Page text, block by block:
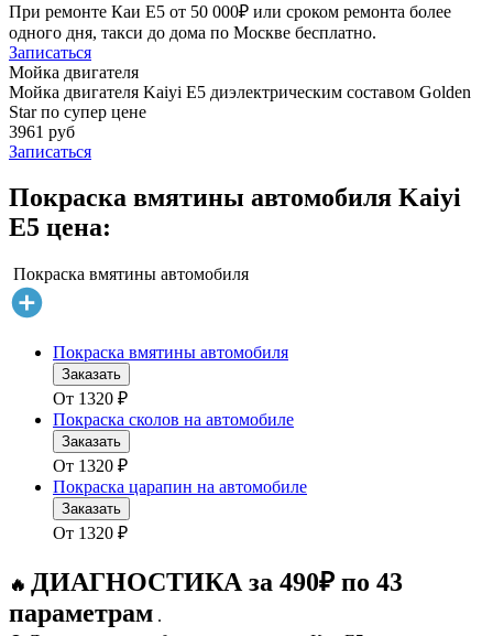
При ремонте Каи Е5 от 50 000₽ или сроком ремонта более
одного дня, такси до дома по Москве бесплатно.
Записаться
Мойка двигателя
Мойка двигателя Kaiyi E5 диэлектрическим составом Golden
Star по супер цене
3961 руб
Записаться
Покраска вмятины автомобиля Kaiyi
E5 цена:
Покраска вмятины автомобиля
Покраска вмятины автомобиля
Заказать
От 1320 ₽
Покраска сколов на автомобиле
Заказать
От 1320 ₽
Покраска царапин на автомобиле
Заказать
От 1320 ₽
🔥 ДИАГНОСТИКА за 490₽ по 43
параметрам .